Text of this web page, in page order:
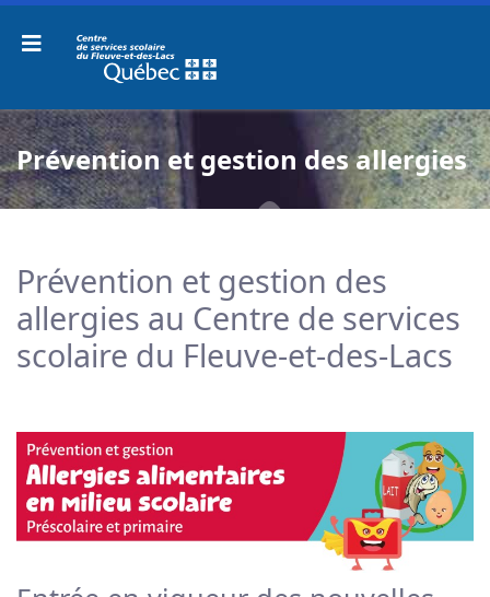
Prévention et gestion des allergies
Prévention et gestion des
allergies au Centre de services
scolaire du Fleuve-et-des-Lacs